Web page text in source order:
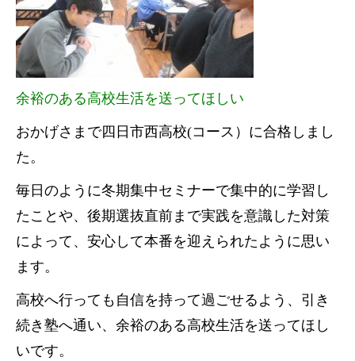
余裕のある高校生活を送ってほしい
おかげさまで四日市西高校(コース）に合格しまし
た。
毎日のように冬期集中セミナーで集中的に学習し
たことや、後期選抜直前まで実践を意識した対策
によって、安心して本番を迎えられたように思い
ます。
高校へ行っても自信を持って過ごせるよう、引き
続き塾へ通い、余裕のある高校生活を送ってほし
いです。